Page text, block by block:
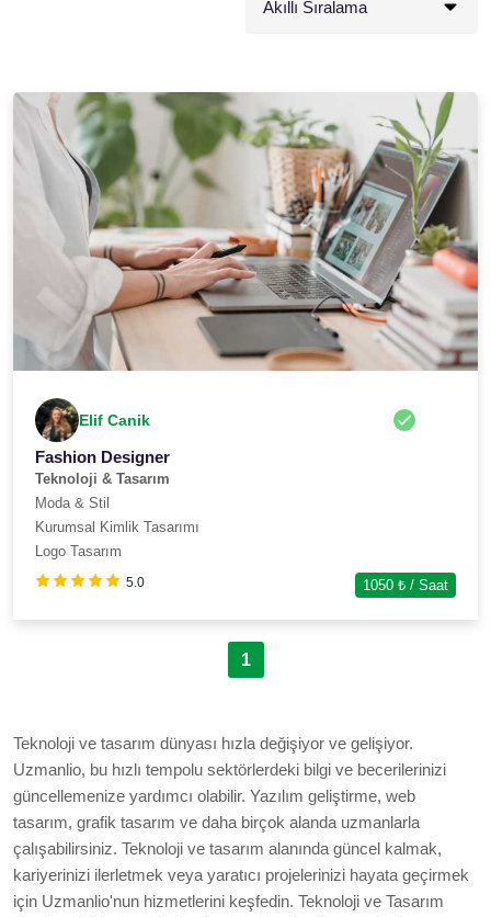
Elif Canik
Fashion Designer
Teknoloji & Tasarım
Moda & Stil
Kurumsal Kimlik Tasarımı
Logo Tasarım
5.0 1050 ₺ / Saat
1
Teknoloji ve tasarım dünyası hızla değişiyor ve gelişiyor.
Uzmanlio, bu hızlı tempolu sektörlerdeki bilgi ve becerilerinizi
güncellemenize yardımcı olabilir. Yazılım geliştirme, web
tasarım, grafik tasarım ve daha birçok alanda uzmanlarla
çalışabilirsiniz. Teknoloji ve tasarım alanında güncel kalmak,
kariyerinizi ilerletmek veya yaratıcı projelerinizi hayata geçirmek
için Uzmanlio'nun hizmetlerini keşfedin. Teknoloji ve Tasarım